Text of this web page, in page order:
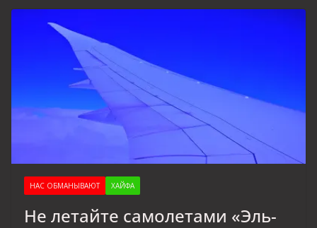
НАС ОБМАНЫВАЮТ ХАЙФА
Не летайте самолетами «Эль-